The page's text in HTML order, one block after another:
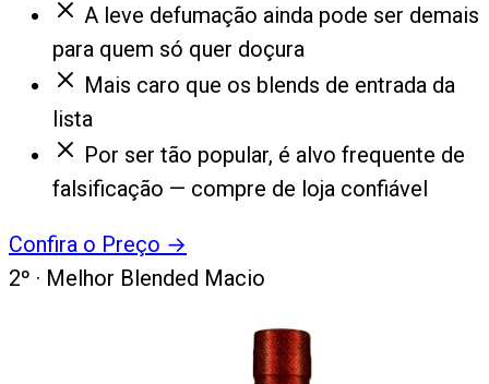
A leve defumação ainda pode ser demais
para quem só quer doçura
Mais caro que os blends de entrada da
lista
Por ser tão popular, é alvo frequente de
falsificação — compre de loja confiável
Confira o Preço →
2º · Melhor Blended Macio